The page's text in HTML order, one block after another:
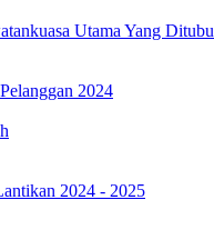
Utama Yang
2024
2024 - 2025